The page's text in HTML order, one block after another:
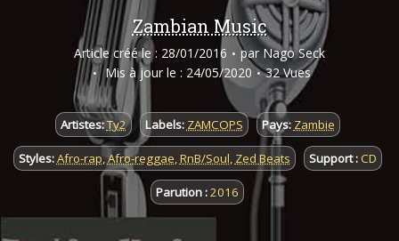
Zambian Music
Article créé le : 28/01/2016 par Nago Seck
Mis à jour le : 24/05/2020
32 Vues
Artistes:Ty2 Labels: ZAMCOPS Pays: Zambie
Styles:Afro-rap,Afro-reggae,RnB/Soul, Zed Beats Support :CD
Parution :2016